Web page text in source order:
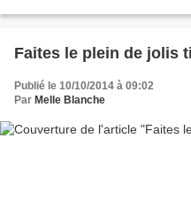
Faites le plein de jolis
Publié le 10/10/2014 à 09:02
Par Melle Blanche